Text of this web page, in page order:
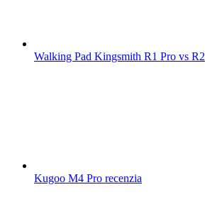
Walking Pad Kingsmith R1 Pro vs R2
Kugoo M4 Pro recenzia